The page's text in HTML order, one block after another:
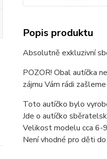
Popis produktu
Absolutně exkluzivní
POZOR! Obal autíčka
zájmu Vám rádi
Toto autíčko bylo
Jde o autíčko
Velikost modelu cca 6-
Není vhodné pro děti